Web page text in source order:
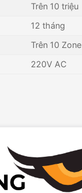
Trên 10 triệu
12 tháng
Trên 10 Zone
220V AC